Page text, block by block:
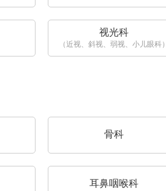
视光科
（近视、斜视、弱视、小儿眼科）
骨科
耳鼻咽喉科